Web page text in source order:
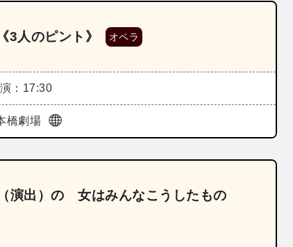
人のピント》 オペラ
：17:30
橋劇場
演出）の 女はみんなこうしたもの